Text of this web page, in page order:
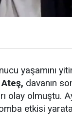
yaşamını
davanın
olay olmuştu.
etkisi